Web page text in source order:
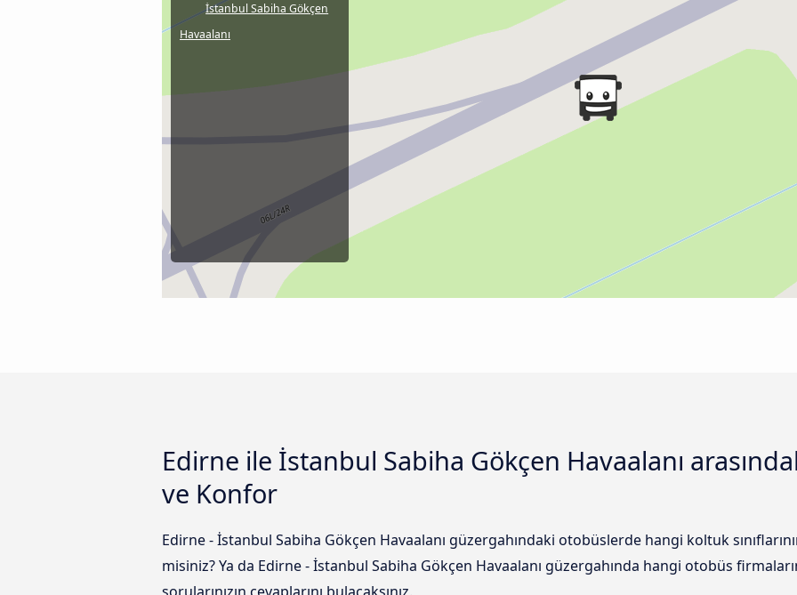
İstanbul Sabiha Gökçen
Havaalanı
Edirne ile İstanbul Sabiha Gökçen Havaalanı
ve Konfor
Edirne - İstanbul Sabiha Gökçen Havaalanı güzergahındaki otobüslerde hangi koltuk
misiniz? Ya da Edirne - İstanbul Sabiha Gökçen Havaalanı güzergahında hangi otobüs